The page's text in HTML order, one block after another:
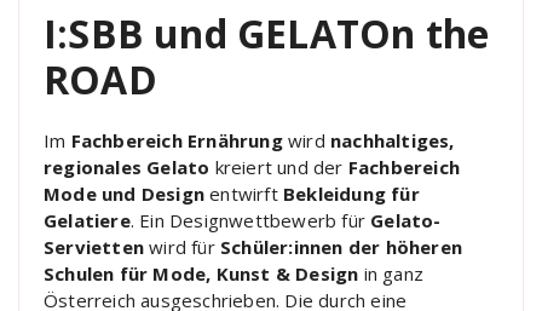
I:SBB und GELATOn the
ROAD
Im Fachbereich Ernährungwird nachhaltiges,
regionales Gelato kreiert und der Fachbereich
Mode und Design entwirft Bekleidung für
Gelatiere. Ein Designwettbewerb für Gelato-
Servietten wird für Schüler:innen der höheren
Schulen für Mode, Kunst & Design in ganz
Österreich ausgeschrieben. Die durch eine